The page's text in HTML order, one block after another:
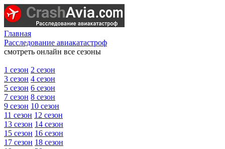
Главная
Расследование авиакатастроф
смотреть онлайн все сезоны
1 сезон 2 сезон
3 сезон 4 сезон
5 сезон 6 сезон
7 сезон 8 сезон
9 сезон 10 сезон
11 сезон 12 сезон
13 сезон 14 сезон
15 сезон 16 сезон
17 сезон 18 сезон